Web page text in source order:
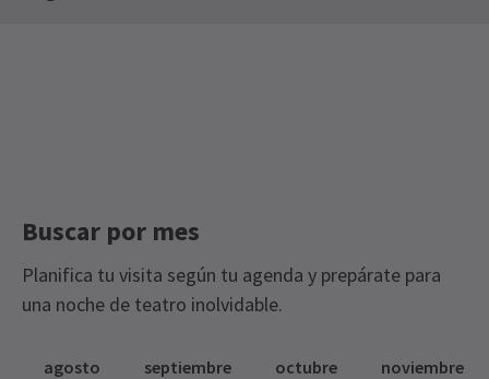
Buscar por mes
Planifica tu visita según tu agenda y prepárate para
una noche de teatro inolvidable.
agosto septiembre octubre noviembre